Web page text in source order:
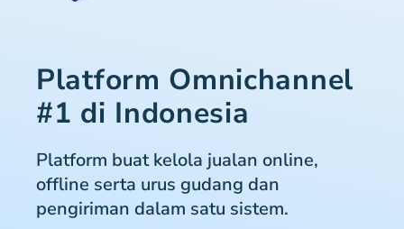
Platform Omnichannel
#1 di Indonesia
Platform buat kelola jualan online,
offline serta urus gudang dan
pengiriman dalam satu sistem.